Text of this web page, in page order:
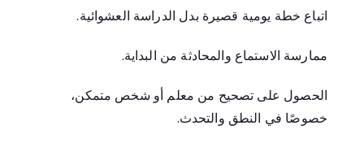
اتباع خطة يومية قصيرة بدل الدراسة العشوائية.
ممارسة الاستماع والمحادثة من البداية.
الحصول على تصحيح من معلم أو شخص متمكن،
خصوصًا في النطق والتحدث.